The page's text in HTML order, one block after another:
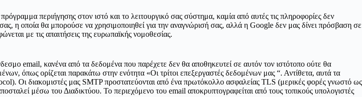
περιήγησης στον ιστό και το λειτουργικό σας σύστημα, καμία από αυτές τις πληροφορίες δεν
η οποία θα μπορούσε να χρησιμοποιηθεί για την αναγνώρισή σας, αλλά η Google δεν μας δίνει πρόσβαση σε
με τις απαιτήσεις της ευρωπαϊκής νομοθεσίας.
email, κανένα από τα δεδομένα που παρέχετε δεν θα αποθηκευτεί σε αυτόν τον ιστότοπο ούτε θα
όπως ορίζεται παρακάτω στην ενότητα «Οι τρίτοι επεξεργαστές δεδομένων μας “. Αντίθετα, αυτά τα
Οι διακομιστές μας SMTP προστατεύονται από ένα πρωτόκολλο ασφαλείας TLS (μερικές φορές γνωστό ως
μέσω του Διαδικτύου. Το περιεχόμενο του email αποκρυπτογραφείται από τους τοπικούς υπολογιστές